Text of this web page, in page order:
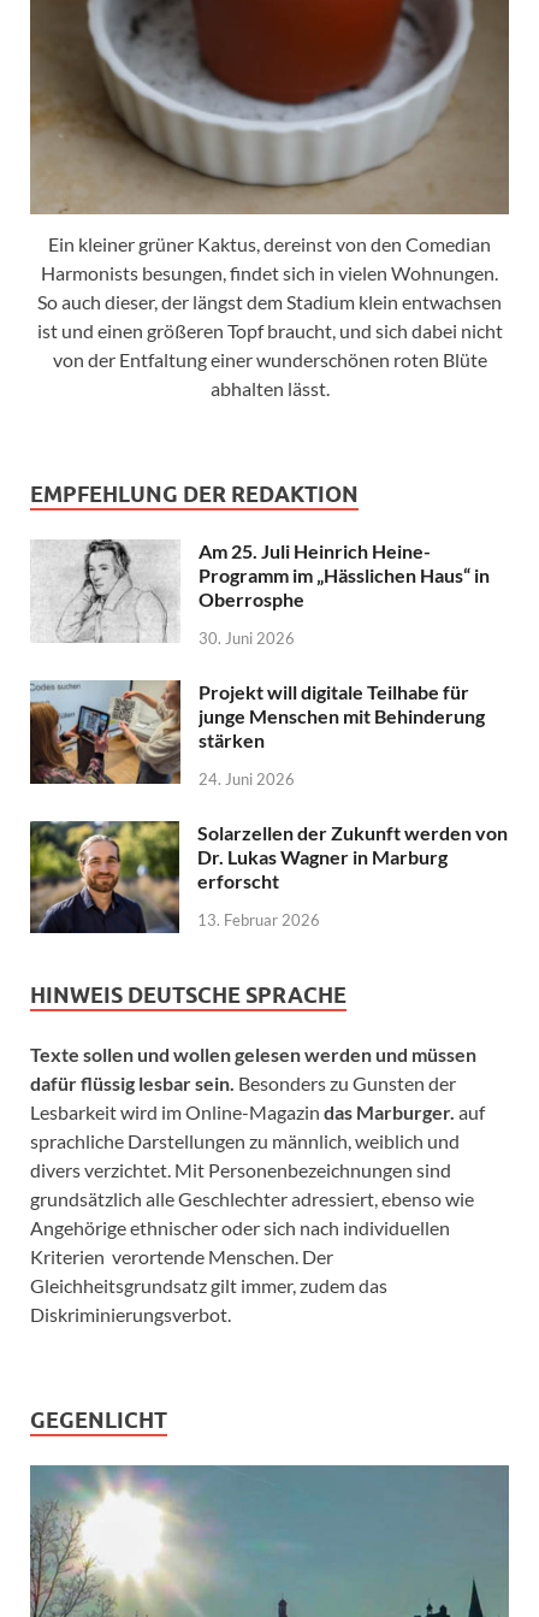
Ein kleiner grüner Kaktus, dereinst von den Comedian
Harmonists besungen, findet sich in vielen Wohnungen.
So auch dieser, der längst dem Stadium klein entwachsen
ist und einen größeren Topf braucht, und sich dabei nicht
von der Entfaltung einer wunderschönen roten Blüte
abhalten lässt.
EMPFEHLUNG DER REDAKTION
Am 25. Juli Heinrich Heine-
Programm im „Hässlichen Haus“ in
Oberrosphe
30. Juni 2026
Projekt will digitale Teilhabe für
junge Menschen mit Behinderung
stärken
24. Juni 2026
Solarzellen der Zukunft werden von
Dr. Lukas Wagner in Marburg
erforscht
13. Februar 2026
HINWEIS DEUTSCHE SPRACHE
Texte sollen und wollen gelesen werden und müssen
dafür flüssig lesbar sein. Besonders zu Gunsten der
Lesbarkeit wird im Online-Magazin das Marburger. auf
sprachliche Darstellungen zu männlich, weiblich und
divers verzichtet. Mit Personenbezeichnungen sind
grundsätzlich alle Geschlechter adressiert, ebenso wie
Angehörige ethnischer oder sich nach individuellen
Kriterien verortende Menschen. Der
Gleichheitsgrundsatz gilt immer, zudem das
Diskriminierungsverbot.
GEGENLICHT